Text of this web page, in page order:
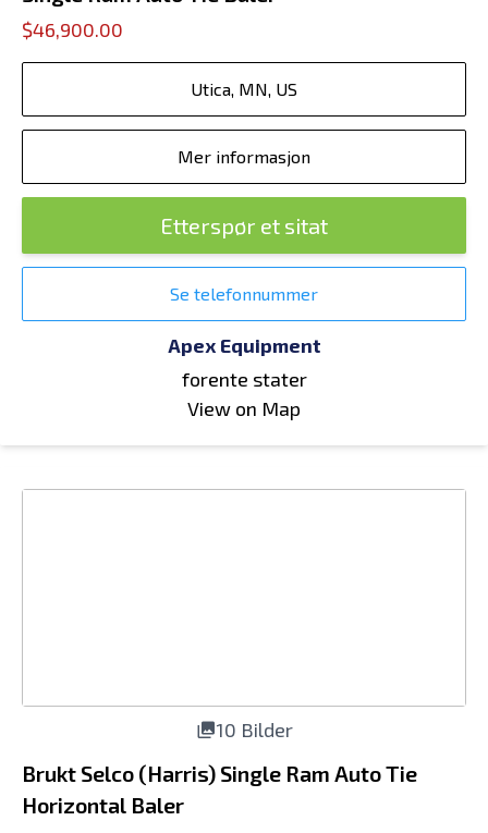
$46,900.00
Utica, MN, US
Mer informasjon
Etterspør et sitat
Se telefonnummer
Apex Equipment
forente stater
View on Map
10 Bilder
Brukt Selco (Harris) Single Ram Auto Tie
Horizontal Baler